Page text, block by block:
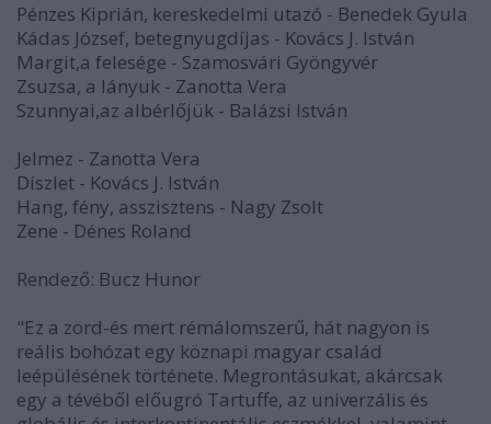
Pénzes Kiprián, kereskedelmi utazó - Benedek Gyula
Kádas József, betegnyugdíjas - Kovács J. István
Margit,a felesége - Szamosvári Gyöngyvér
Zsuzsa, a lányuk - Zanotta Vera
Szunnyai,az albérlőjük - Balázsi István
Jelmez - Zanotta Vera
Díszlet - Kovács J. István
Hang, fény, asszisztens - Nagy Zsolt
Zene - Dénes Roland
Rendező: Bucz Hunor
"Ez a zord-és mert rémálomszerű, hát nagyon is
reális bohózat egy köznapi magyar család
leépülésének története. Megrontásukat, akárcsak
egy a tévéből előugró Tartuffe, az univerzális és